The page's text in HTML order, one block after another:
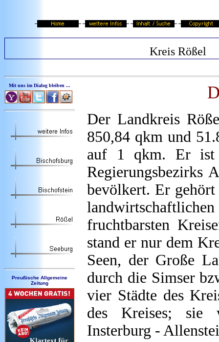
Kreis Rößel
Mit uns im Dialog bleiben ...
Preußische Allgemeine
Zeitung
Der Landkreis
850,84 qkm und
auf 1 qkm. Er ist
Regierungsbezirks
bevölkert. Er
fruchtbarsten
stand er nur dem
Seen, der Große
durch die Simser
vier Städte des
des Kreises; sie
Insterburg -